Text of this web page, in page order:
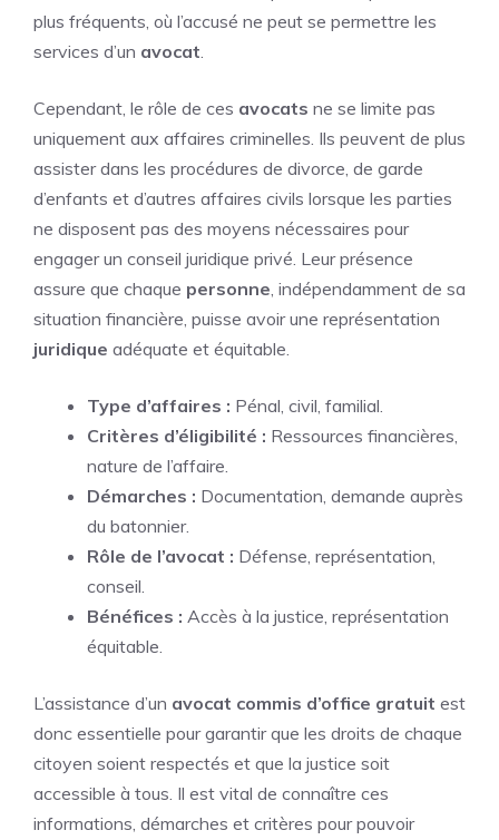
plus fréquents, où l’accusé ne peut se permettre les
services d’un avocat.
Cependant, le rôle de ces avocats ne se limite pas
uniquement aux affaires criminelles. Ils peuvent de plus
assister dans les procédures de divorce, de garde
d’enfants et d’autres affaires civils lorsque les parties
ne disposent pas des moyens nécessaires pour
engager un conseil juridique privé. Leur présence
assure que chaque personne, indépendamment de sa
situation financière, puisse avoir une représentation
juridique adéquate et équitable.
Type d’affaires : Pénal, civil, familial.
Critères d’éligibilité : Ressources financières,
nature de l’affaire.
Démarches : Documentation, demande auprès
du batonnier.
Rôle de l’avocat : Défense, représentation,
conseil.
Bénéfices : Accès à la justice, représentation
équitable.
L’assistance d’un avocat commis d’office gratuit est
donc essentielle pour garantir que les droits de chaque
citoyen soient respectés et que la justice soit
accessible à tous. Il est vital de connaître ces
informations, démarches et critères pour pouvoir